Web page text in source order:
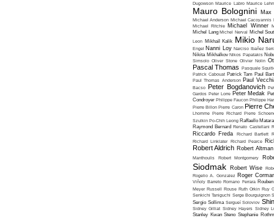
Dugowson Maurice Labro Maurice
Mauro Bolognini Max
Michael Anderson Michael Cacoyannis
Michael Ritchie Michael Winner
Michel Lang Michel Nerval Michel
Leon Mikhaïl Kalik Mikio
Engel Nanni Loy Narciso Ibañez
Nikita Mikhalkov Nikos Papatakis
Simsolo Oliver Stone Olivier Nolin
Pascal Thomas Pasquale
Patrick Cabouat Patrick Tam Paul
Paul Thomas Anderson Paul
Bacso Peter Bogdanovich
Gardos Peter Lorre Peter Medak
Condroyer Philippe Faucon Philippe
Pierre Billon Pierre Caron Pierre
Lhomme Pierre Richard Pierre
Szulkin Po-Chih Leong Raffaello
Raymond Bernard Renato Castellani
Riccardo Freda Richard Bartlett
Richard Linklater Richard Pearce
Robert Aldrich Robert Altman
Manthoulis Robert Montgomery
Siodmak Robert Wise
Rogelio A. Gonzalez Roger
Viñoly Barreto Romano Ferrara
Meyer Russell Rouse Ruth Orkin Ruy
Senkichi Taniguchi Serge Bourguignon
Sergio Sollima Sergueï Soloviov
Sidney Gilliat Sidney Hayers Sidney
Stanley Kwan Steno Stephanie